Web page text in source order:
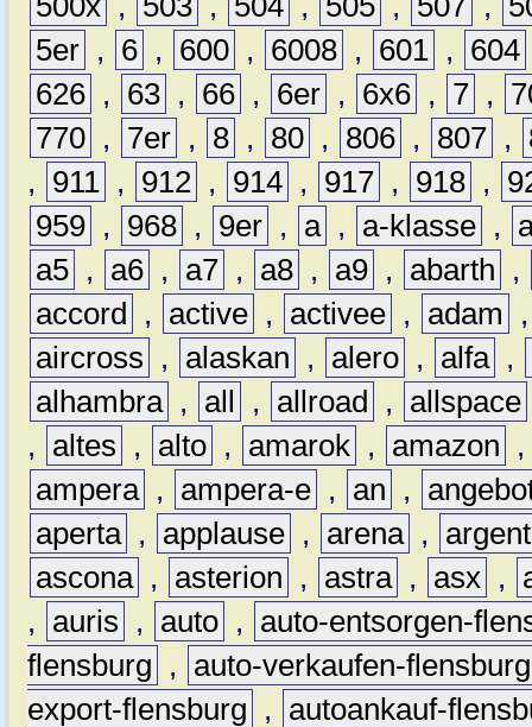
5er , 6 , 600 , 6008 , 601 , 604
626 , 63 , 66 , 6er , 6x6 , 7 ,
770 , 7er , 8 , 80 , 806 , 807 ,
,
911 , 912 , 914 , 917 , 918 ,
959 , 968 , 9er , a , a-klasse ,
a5 , a6 , a7 , a8 , a9 , abarth
,
accord
, active , activee , adam
aircross
, alaskan , alero , alfa ,
alhambra , all , allroad , allspace
,
altes , alto , amarok , amazon
ampera , ampera-e , an ,
aperta , applause , arena ,
ascona , asterion , astra , asx ,
,
auris , auto ,
auto-entsorgen-
flensburg
,
auto-verkaufen-flensburg
export-flensburg
,
autoankauf-